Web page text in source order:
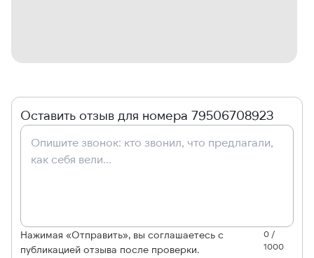
Оставить отзыв для номера 79506708923
Нажимая «Отправить», вы соглашаетесь с
публикацией отзыва после проверки.
0 /
1000